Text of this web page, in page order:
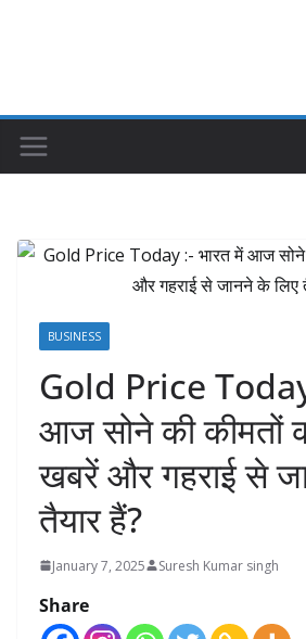
BUSINESS
Gold Price
आज सोने की कीमतों
खबरें और गहराई से
तैयार हैं?
January 7, 2025 Suresh Kumar singh
Share